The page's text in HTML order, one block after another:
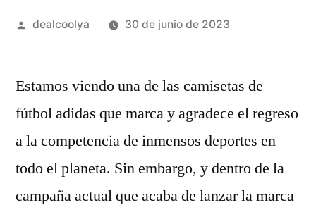
Publicado
dealcoolya 30 de junio de 2023
Estamos viendo una de las camisetas de
fútbol adidas que marca y agradece el regreso
a la competencia de inmensos deportes en
todo el planeta. Sin embargo, y dentro de la
campaña actual que acaba de lanzar la marca